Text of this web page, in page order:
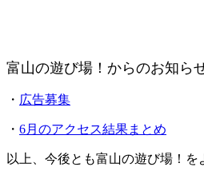
富山の遊び場！からのお知ら
・ 広告募集
・ 6月のアクセス結果まとめ
以上、今後とも富山の遊び場！を